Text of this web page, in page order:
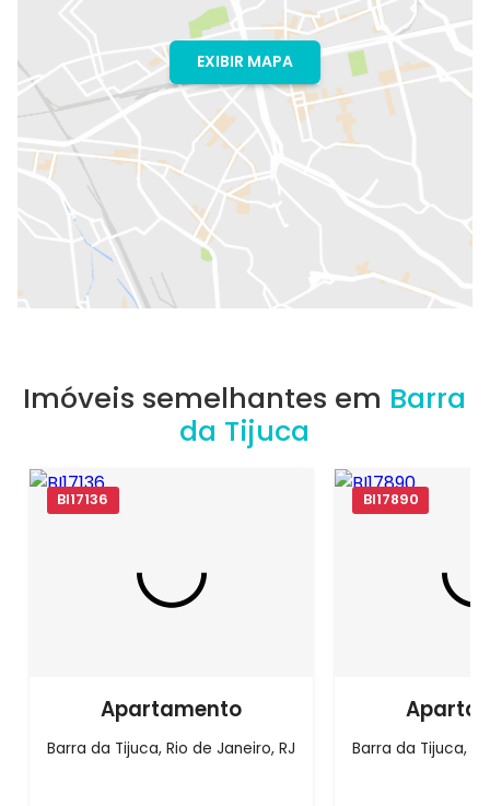
EXIBIR MAPA
Imóveis semelhantes em Barra
da Tijuca
BI17136
Apartamento
Barra da Tijuca, Rio de Janeiro, RJ
BI17890
Barra da Tijuca,